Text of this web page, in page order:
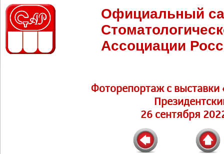
Официальный
Ассоциации
Фоторепортаж c выставки
26 сентября